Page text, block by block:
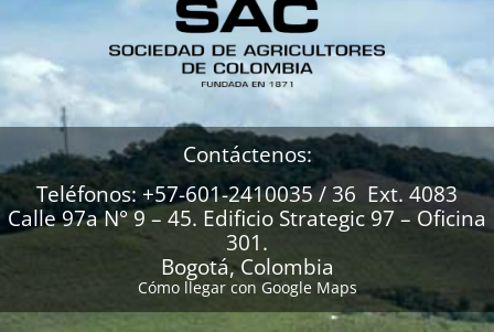
Contáctenos:
Teléfonos: +57-601-2410035 / 36 Ext. 4083
Calle 97a N° 9 – 45. Edificio Strategic 97 – Oficina
301.
Bogotá, Colombia
Cómo llegar con Google Maps